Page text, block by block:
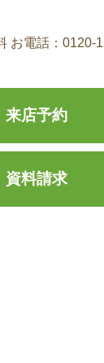
来店予約
資料請求